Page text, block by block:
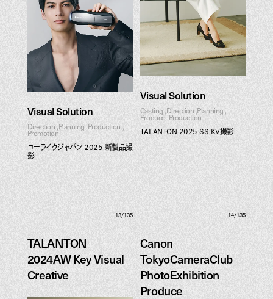
Visual Solution
Direction Planning Production
Promotion
ユーライクジャパン 2025 新製品撮
影
Visual Solution
Casting Direction Planning
Produce Production
TALANTON 2025 SS KV撮影
13/135
TALANTON
2024AW Key Visual
Creative
TALANTON
14/135
Canon
TokyoCameraClub
PhotoExhibition
Produce